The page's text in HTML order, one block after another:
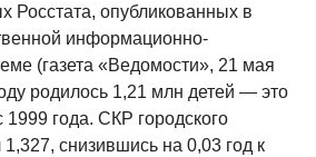
Росстата, опубликованных в
информационно-
(газета «Ведомости», 21 мая
родилось 1,21 млн детей — это
1999 года. СКР городского
снизившись на 0,03 год к